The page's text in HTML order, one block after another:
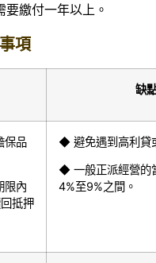
繳付一年以上。
項
缺
保品
限內
抵押
◆ 避免遇到⾼利貸
◆ ⼀般正派經營的
4%⾄9%之間。